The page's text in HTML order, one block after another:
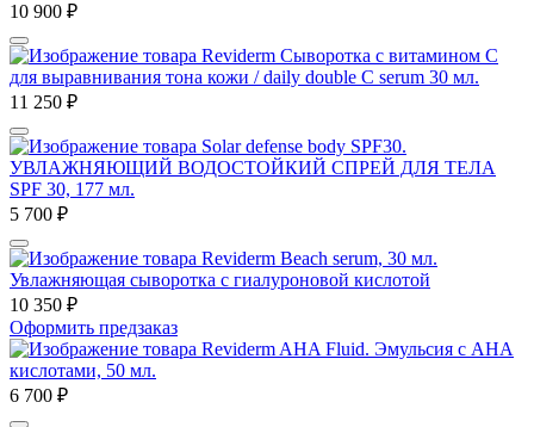
10 900 ₽
Reviderm Сыворотка с витамином С
для выравнивания тона кожи / daily double C serum 30 мл.
11 250 ₽
Solar defense body SPF30.
УВЛАЖНЯЮЩИЙ ВОДОСТОЙКИЙ СПРЕЙ ДЛЯ ТЕЛА
SPF 30, 177 мл.
5 700 ₽
Reviderm Beach serum, 30 мл.
Увлажняющая сыворотка с гиалуроновой кислотой
10 350 ₽
Оформить предзаказ
Reviderm AHA Fluid. Эмульсия с АНА
кислотами, 50 мл.
6 700 ₽